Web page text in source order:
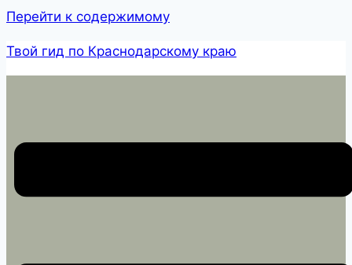
Перейти к содержимому
Твой гид по Краснодарскому краю